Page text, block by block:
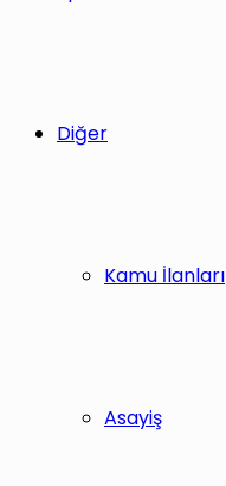
Diğer
Kamu İlanları
Asayiş